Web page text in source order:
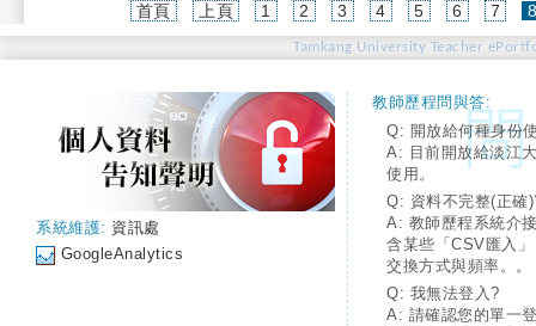
首頁 上頁 1 2 3 4 5 6 7
Tamkang University Teacher
系統維護: 資訊處
GoogleAnalytics
教師歷程問與答:
Q: 開放給何種身份
A: 目前開放給淡江
使用。
Q: 資料不完整(正確
A: 教師歷程系統介
含某些「CSV匯入
交換方式與頻率。。
Q: 我無法登入?
A: 請確認您的單一